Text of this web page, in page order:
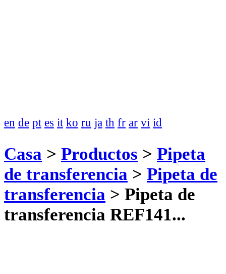
en de pt es it ko ru ja th fr ar vi id
Casa > Productos > Pipeta
de transferencia > Pipeta de
transferencia > Pipeta de
transferencia REF141...